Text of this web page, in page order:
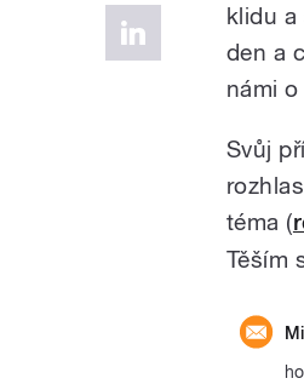
klidu a
den a
námi
Svůj
téma (
Těším